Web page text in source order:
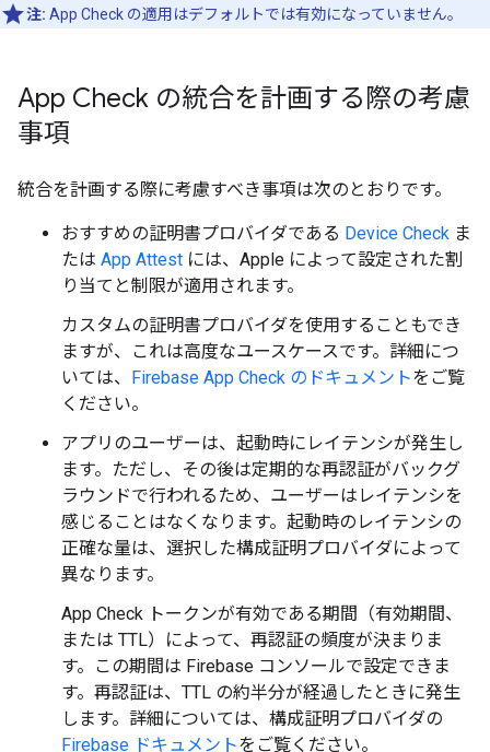
注: App Check の適用はデフォルトでは有効になっていません。
App Check の統合を計画する際の考慮
事項
統合を計画する際に考慮すべき事項は次のとおりです。
おすすめの証明書プロバイダである Device Check ま
たは App Attest には、Apple によって設定された割
り当てと制限が適用されます。
カスタムの証明書プロバイダを使用することもでき
ますが、これは高度なユースケースです。詳細につ
いては、 Firebase App Check のドキュメントをご覧
ください。
アプリのユーザーは、起動時にレイテンシが発生し
ます。ただし、その後は定期的な再認証がバックグ
ラウンドで行われるため、ユーザーはレイテンシを
感じることはなくなります。起動時のレイテンシの
正確な量は、選択した構成証明プロバイダによって
異なります。
App Check トークンが有効である期間（有効期間、
または TTL）によって、再認証の頻度が決まりま
す。
この期間は Firebase コンソールで設定できま
す。再認証は、TTL の約半分が経過したときに発生
します。詳細については、構成証明プロバイダの
Firebase ドキュメントをご覧ください。